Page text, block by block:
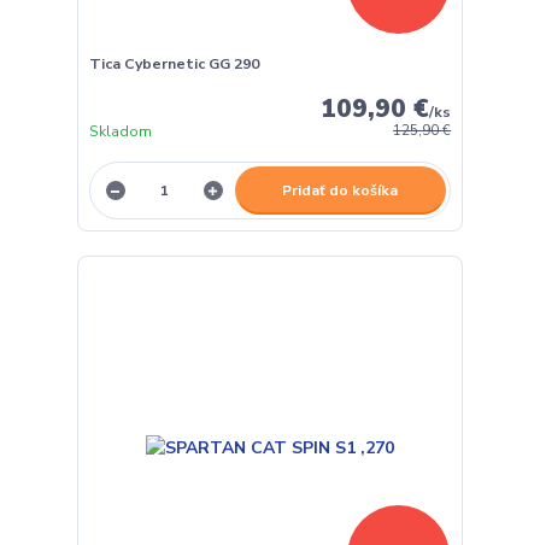
Tica Cybernetic GG 290
125,90 €
109,90 €/ks
Skladom
Pridať do košíka